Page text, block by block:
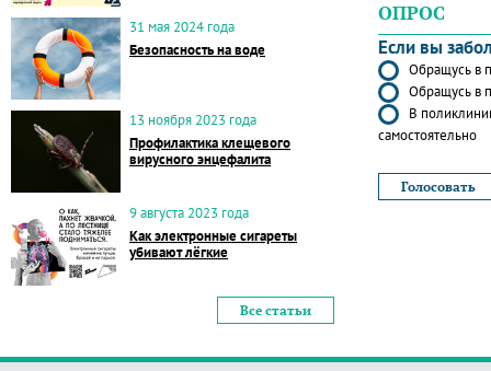
31 мая 2024 года
Безопасность на воде
13 ноября 2023 года
Профилактика клещевого
вирусного энцефалита
9 августа 2023 года
Как электронные сигареты
убивают лёгкие
Все статьи
ОПРОС
Если вы
Обращусь в
Обращусь в
В
самостоятельно